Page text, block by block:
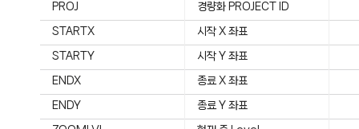
PROJ 경량화 PROJECT ID
STARTX 시작 X 좌표
STARTY 시작 Y 좌표
ENDX 종료 X 좌표
ENDY 종료 Y 좌표